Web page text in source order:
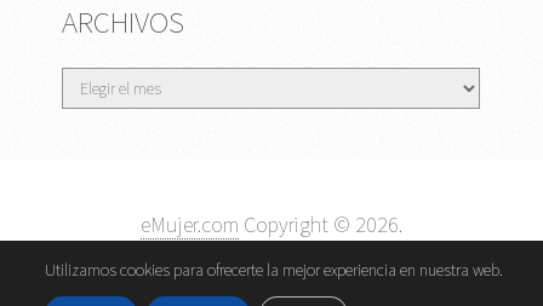
ARCHIVOS
Archivos
eMujer.com Copyright © 2026.
Contactar
|| Datos Legales y Privacidad
Política de
Cookies
Utilizamos cookies para ofrecerte la mejor experiencia en nuestra web.